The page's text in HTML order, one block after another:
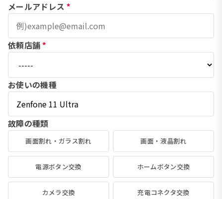
メールアドレス *
依頼店舗 *
お使いの機種
故障の種類
画面割れ・ガラス割れ 画面・液晶割れ
電源ボタン交換 ホームボタン交換
カメラ交換 充電コネクタ交換